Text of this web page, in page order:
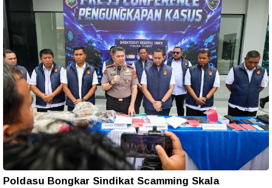
Poldasu Bongkar Sindikat Scamming Skala